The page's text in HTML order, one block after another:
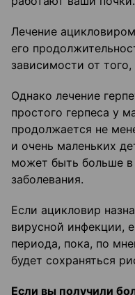
Лечение
его
зависимости от
Однако лечение
простого герпеса у
продолжается не
и очень маленьких
может быть больше в
заболевания.
Если ацикловир
вирусной инфекции,
периода, пока, по
будет сохраняться
Если вы получили